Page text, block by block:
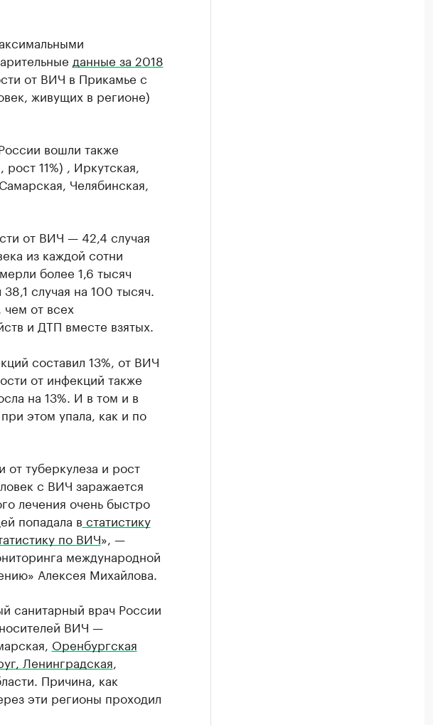
данные за 2018
от ВИЧ в Прикамье с
живущих в регионе)
вошли также
11%) , Иркутская,
Челябинская,
от ВИЧ — 42,4 случая
из каждой сотни
более 1,6 тысяч
случая на 100 тысяч.
от всех
и ДТП вместе взятых.
составил 13%, от ВИЧ
от инфекций также
на 13%. И в том и в
этом упала, как и по
туберкулеза и рост
с ВИЧ заражается
лечения очень быстро
попадала в статистику
по ВИЧ», —
международной
Алексея Михайлова.
санитарный врач России
ВИЧ —
Оренбургская
Ленинградская
Причина, как
эти регионы проходил